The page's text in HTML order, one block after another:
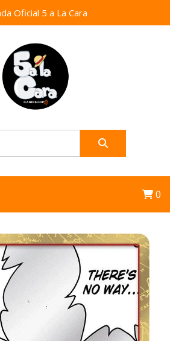
Oficial 5 a La Cara
0